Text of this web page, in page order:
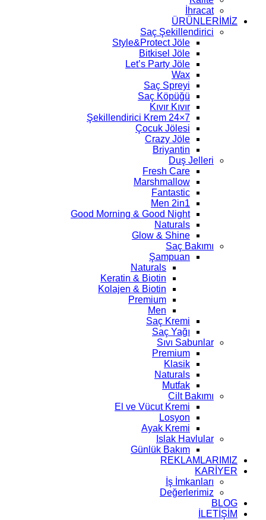
İhracat
ÜRÜNLERİMİZ
Saç Şekillendirici
Style&Protect Jöle
Bitkisel Jöle
Let’s Party Jöle
Wax
Saç Spreyi
Saç Köpüğü
Kıvır Kıvır
7×24 Şekillendirici Krem
Çocuk Jölesi
Crazy Jöle
Briyantin
Duş Jelleri
Fresh Care
Marshmallow
Fantastic
Men 2in1
Good Morning & Good Night
Naturals
Glow & Shine
Saç Bakımı
Şampuan
Naturals
Keratin & Biotin
Kolajen & Biotin
Premium
Men
Saç Kremi
Saç Yağı
Sıvı Sabunlar
Premium
Klasik
Naturals
Mutfak
Cilt Bakımı
El ve Vücut Kremi
Losyon
Ayak Kremi
Islak Havlular
Günlük Bakım
REKLAMLARIMIZ
KARİYER
İş İmkanları
Değerlerimiz
BLOG
İLETİŞİM